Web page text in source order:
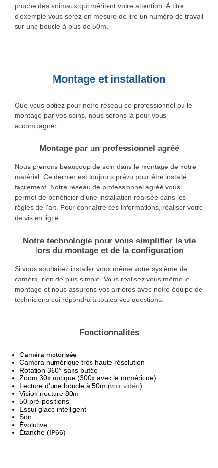
proche des animaux qui méritent votre attention. À titre
d'exemple vous serez en mesure de lire un numéro de travail
sur une boucle à plus de 50m.
Montage et installation
Que vous optiez pour notre réseau de professionnel ou le
montage par vos soins, nous serons là pour vous
accompagner.
Montage par un professionnel agréé
Nous prenons beaucoup de soin dans le montage de notre
matériel. Ce dernier est toujours prévu pour être installé
facilement. Notre réseau de professionnel agréé vous
permet de bénéficier d’une installation réalisée dans les
règles de l’art. Pour connaître ces informations, réaliser votre
de vis en ligne.
Notre technologie pour vous simplifier la vie
lors du montage et de la configuration
Si vous souhaitez installer vous même votre système de
caméra, rien de plus simple. Vous réalisez vous même le
montage et nous assurons vos arrières avec notre équipe de
techniciens qui répondra à toutes vos questions.
Fonctionnalités
Caméra motorisée
Caméra numérique très haute résolution
Rotation 360° sans butée
Zoom 30x optique (300x avec le numérique)
Lecture d'une boucle à 50m (voir vidéo)
Vision nocture 80m
50 pré-positions
Essui-glace intelligent
Son
Évolutive
Étanche (IP66)